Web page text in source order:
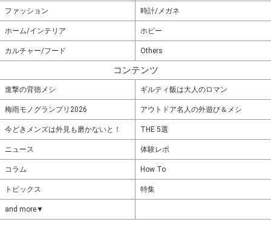
ファッション 時計/メガネ
ホーム/インテリア ホビー
カルチャー/フード Others
コンテンツ
進撃の背徳メシ ギルティ飯は大人のロマン
梅雨モノグランプリ2026 アウトドア名人の外遊び＆メシ
今どきメンズは外見も磨かないと！ THE 5選
ニュース 体験レポ
コラム How To
トピックス 特集
and more▼